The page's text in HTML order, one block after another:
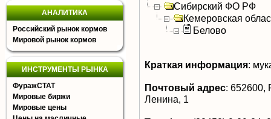
АНАЛИТИКА
Российский рынок кормов
Мировой рынок кормов
ИНСТРУМЕНТЫ РЫНКА
ФуражСТАТ
Мировые биржи
Мировые цены
Сибирский ФО РФ
Кемеровская
Белово
Краткая информация:
Почтовый адрес: 652600,
Ленина, 1